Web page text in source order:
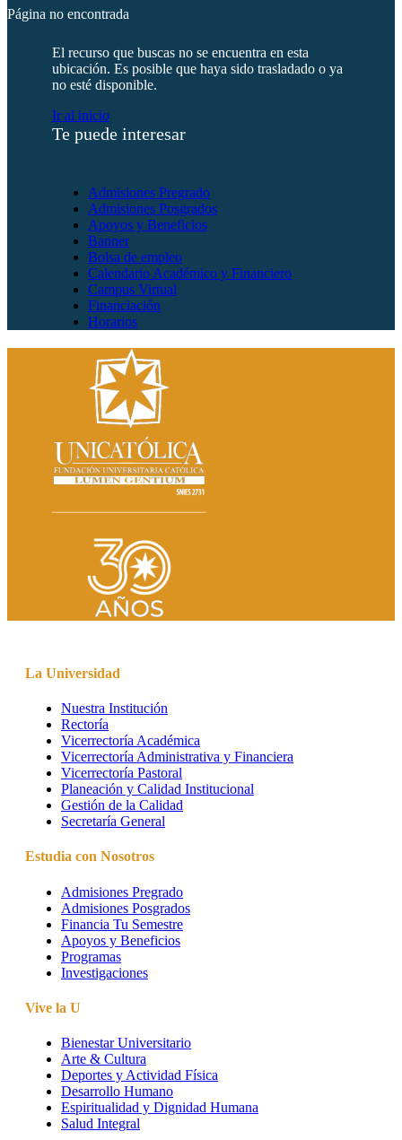
Página no encontrada
El recurso que buscas no se encuentra en esta
ubicación. Es posible que haya sido trasladado o ya
no esté disponible.
Ir al inicio
Te puede interesar
Admisiones Pregrado
Admisiones Posgrados
Apoyos y Beneficios
Banner
Bolsa de empleo
Calendario Académico y Financiero
Campus Virtual
Financiación
Horarios
La Universidad
Nuestra Institución
Rectoría
Vicerrectoría Académica
Vicerrectoría Administrativa y Financiera
Vicerrectoría Pastoral
Planeación y Calidad Institucional
Gestión de la Calidad
Secretaría General
Estudia con Nosotros
Admisiones Pregrado
Admisiones Posgrados
Financia Tu Semestre
Apoyos y Beneficios
Programas
Investigaciones
Vive la U
Bienestar Universitario
Arte & Cultura
Deportes y Actividad Física
Desarrollo Humano
Espiritualidad y Dignidad Humana
Salud Integral